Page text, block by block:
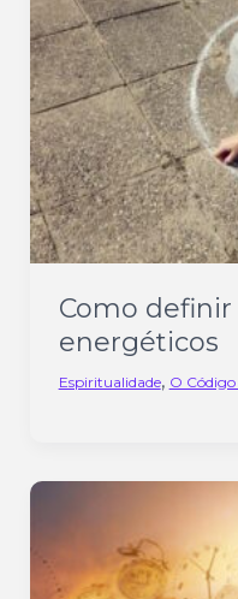
Como
energéticos
Espiritualidade, O